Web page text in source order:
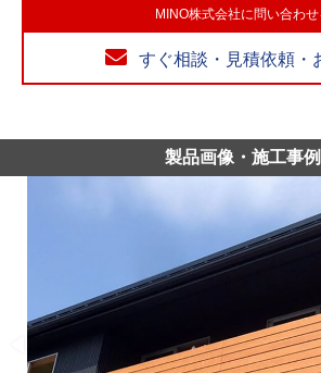
MINO株式会社に問い合わせ
すぐ相談・見積依頼・
製品画像・施工事例